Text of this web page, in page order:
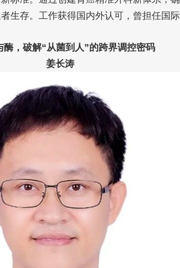
生存。工作获得国内外认可，曾担任国
酶，破解“从菌到人”的跨界调控密码
姜长涛